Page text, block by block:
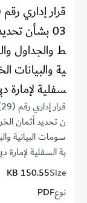
03 بشأن
ط والجداول
ية والبيانات
سفلية لإمارة
ن تحديد أثمان
سومات البيانية
بة السفلية لإمارة
Size
150.55 KB
نوعPDF